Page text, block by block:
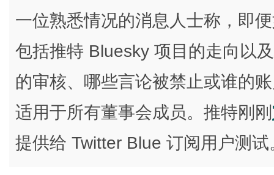
一位熟悉情况的消息人士称，即
包括推特 Bluesky 项目的走向以
的审核、哪些言论被禁止或谁的
适用于所有董事会成员。推特刚刚
提供给 Twitter Blue 订阅用户测试